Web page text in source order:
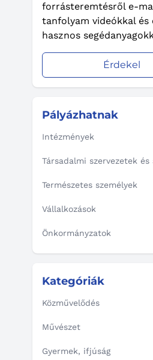
forrásteremtésről e-
tanfolyam videókkal és
hasznos
Érdekel
Pályázhatnak
Intézmények
Természetes személyek
Vállalkozások
Önkormányzatok
Kategóriák
Közművelődés
Művészet
Gyermek, ifjúság